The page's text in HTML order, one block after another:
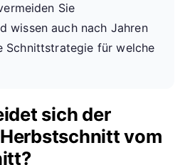
Sie
wissen auch nach Jahren
Schnittstrategie für welche
sich der
vom